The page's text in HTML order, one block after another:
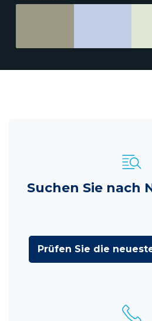
Suchen Sie nach
Prüfen Sie die